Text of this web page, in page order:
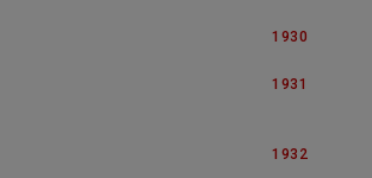
1930
1931
1932